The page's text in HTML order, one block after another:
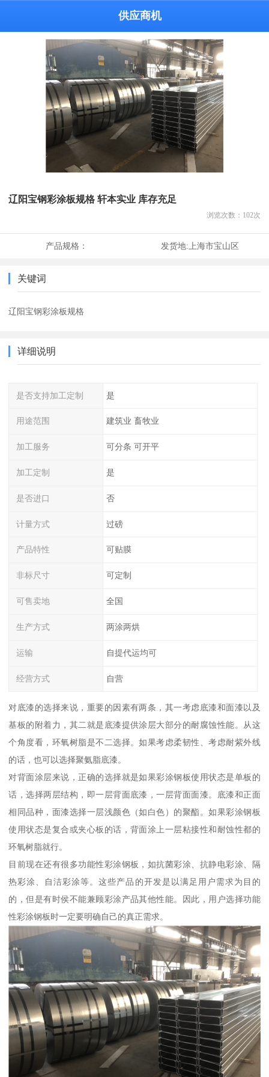
供应商机
辽阳宝钢彩涂板规格 轩本实业 库存充足
浏览次数： 102次
产品规格： 发货地:上海市宝山区
关键词
辽阳宝钢彩涂板规格
详细说明
是否支持加工定制 是
用途范围 建筑业 畜牧业
加工服务 可分条 可开平
加工定制 是
是否进口 否
计量方式 过磅
产品特性 可贴膜
非标尺寸 可定制
可售卖地 全国
生产方式 两涂两烘
运输 自提代运均可
经营方式 自营
对底漆的选择来说，重要的因素有两条，其一考虑底漆和面漆以及
基板的附着力，其二就是底漆提供涂层大部分的耐腐蚀性能。从这
个角度看，环氧树脂是不二选择。如果考虑柔韧性、考虑耐紫外线
的话，也可以选择聚氨脂底漆。
对背面涂层来说，正确的选择就是如果彩涂钢板使用状态是单板的
话，选择两层结构，即一层背面底漆，一层背面面漆。底漆和正面
相同品种，面漆选择一层浅颜色（如白色）的聚酯。如果彩涂钢板
使用状态是复合或夹心板的话，背面涂上一层粘接性和耐蚀性都的
环氧树脂就行。
目前现在还有很多功能性彩涂钢板，如抗菌彩涂、抗静电彩涂、隔
热彩涂、自洁彩涂等。这些产品的开发是以满足用户需求为目的
的，但是有时侯不能兼顾彩涂产品其他性能。因此，用户选择功能
性彩涂钢板时一定要明确自己的真正需求。